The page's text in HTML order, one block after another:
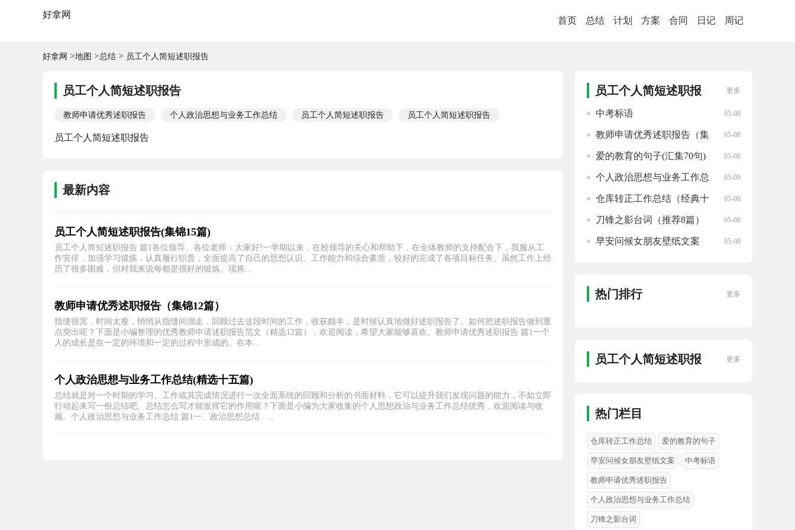
好拿网
首页 总结 计划 方案 合同 日记 周记
好拿网 >地图 >总结 > 员工个人简短述职报告
员工个人简短述职报告
教师申请优秀述职报告 个人政治思想与业务工作总结 员工个人简短述职报告 员工个人简短述职报告
员工个人简短述职报告
最新内容
员工个人简短述职报告(集锦15篇)
员工个人简短述职报告 篇1各位领导、各位老师：大家好!一学期以来，在校领导的关心和帮助下，在全体教师的支持配合下，我服从工
作安排，加强学习锻炼，认真履行职责，全面提高了自己的思想认识、工作能力和综合素质，较好的完成了各项目标任务。虽然工作上经
历了很多困难，但对我来说每都是很好的锻炼。现将...
教师申请优秀述职报告（集锦12篇）
指缝很宽，时间太瘦，悄悄从指缝间溜走，回顾过去这段时间的工作，收获颇丰，是时候认真地做好述职报告了。如何把述职报告做到重
点突出呢？下面是小编整理的优秀教师申请述职报告范文（精选12篇），欢迎阅读，希望大家能够喜欢。教师申请优秀述职报告 篇1一个
人的成长是在一定的环境和一定的过程中形成的。在本...
个人政治思想与业务工作总结(精选十五篇)
总结就是对一个时期的学习、工作或其完成情况进行一次全面系统的回顾和分析的书面材料，它可以提升我们发现问题的能力，不如立即
行动起来写一份总结吧。总结怎么写才能发挥它的作用呢？下面是小编为大家收集的个人思想政治与业务工作总结优秀，欢迎阅读与收
藏。个人政治思想与业务工作总结 篇1一、政治思想总结 ...
员工个人简短述职报
告推荐
更多
中考标语 05-08
教师申请优秀述职报告（集
05-08
爱的教育的句子(汇集70句) 05-08
个人政治思想与业务工作总
05-08
仓库转正工作总结（经典十
05-08
刀锋之影台词（推荐8篇） 05-08
早安问候女朋友壁纸文案
05-08
热门排行 更多
员工个人简短述职报
更多
热门栏目
仓库转正工作总结 爱的教育的句子
早安问候女朋友壁纸文案 中考标语
教师申请优秀述职报告
个人政治思想与业务工作总结
刀锋之影台词